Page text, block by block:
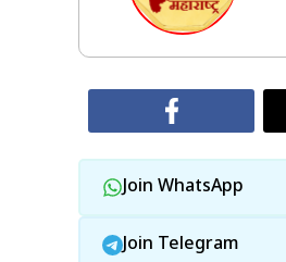
Join WhatsApp
Join Telegram